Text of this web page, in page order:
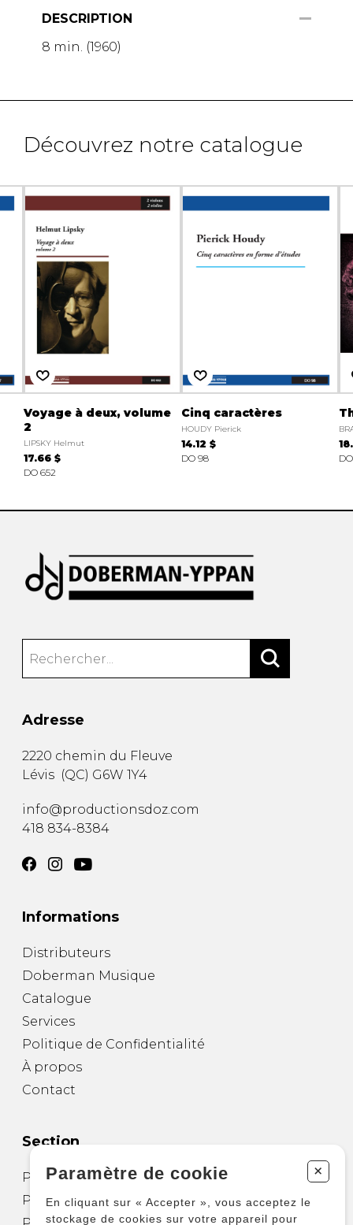
DESCRIPTION
8 min. (1960)
Découvrez notre catalogue
Voyage à deux, volume
2
LIPSKY Helmut
17.66 $
DO 652
Cinq caractères
HOUDY Pierick
14.12 $
DO 98
Adresse
2220 chemin du Fleuve
Lévis (QC) G6W 1Y4
info@productionsdoz.com
418 834-8384
Informations
Distributeurs
Doberman Musique
Catalogue
Services
Politique de Confidentialité
À propos
Contact
Section
Partitions pour guitare
Partitions pour autres instruments
Paramètre de cookie +
En cliquant sur « Accepter », vous acceptez le
stockage de cookies sur votre appareil pour